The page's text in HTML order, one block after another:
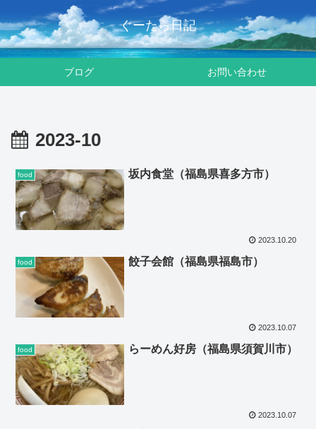
ぐーたら日記
ブログ お問い合わせ
2023-10
food 坂内食堂（福島県喜多方市）
2023.10.20
food 餃子会館（福島県福島市）
2023.10.07
food らーめん好房（福島県須賀川市）
2023.10.07